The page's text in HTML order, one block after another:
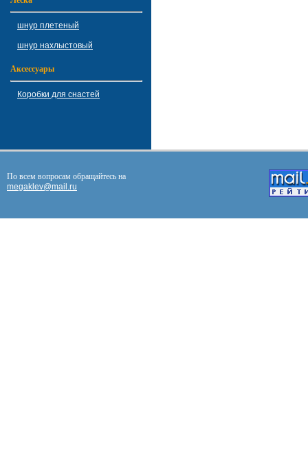
шнур плетеный
шнур нахлыстовый
Аксессуары
Коробки для снастей
По всем вопросам обращайтесь на
megaklev@mail.ru